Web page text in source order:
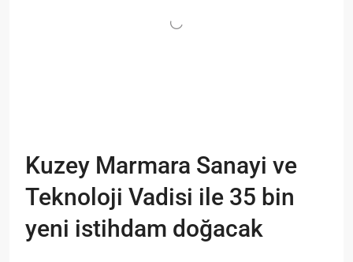
Kuzey Marmara Sanayi ve
Teknoloji Vadisi ile 35 bin
yeni istihdam doğacak